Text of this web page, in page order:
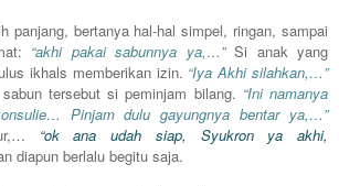
panjang, bertanya hal-hal simpel, ringan, sampai
“akhi pakai sabunnya ya,…”Si anak yang
ikhals memberikan izin. “Iya Akhi silahkan,…”
tersebut si peminjam bilang. “Ini namanya
Pinjam dulu gayungnya bentar ya,…”
“ok ana udah siap, Syukron ya akhi,
diapun berlalu begitu saja.